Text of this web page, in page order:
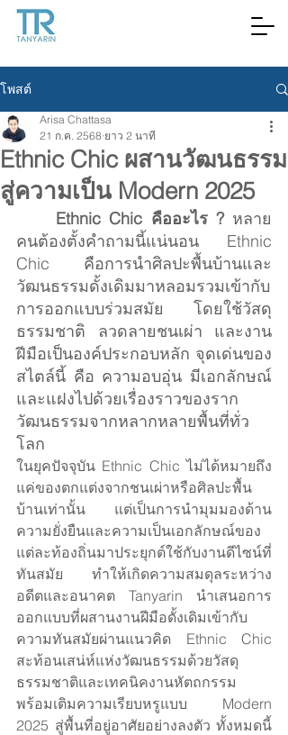
โพสต์
Ethnic Chic ผสานวัฒนธรรม
สู่ความเป็น Modern 2025
Arisa Chattasa
21 ก.ค. 2568 ยาว 2 นาที
	Ethnic Chic คืออะไร ?
หลาย
คนต้องตั้งคำถามนี้แน่นอน Ethnic
Chic คือการนำศิลปะพื้นบ้านและ
วัฒนธรรมดั้งเดิมมาหลอมรวมเข้ากับ
การออกแบบร่วมสมัย โดยใช้วัสดุ
ธรรมชาติ ลวดลายชนเผ่า และงาน
ฝีมือเป็นองค์ประกอบหลัก จุดเด่นของ
สไตล์นี้ คือ ความอบอุ่น มีเอกลักษณ์
และแฝงไปด้วยเรื่องราวของราก
วัฒนธรรมจากหลากหลายพื้นที่ทั่ว
โลก
ในยุคปัจจุบัน Ethnic Chic ไม่ได้หมายถึง
แค่ของตกแต่งจากชนเผ่าหรือศิลปะพื้น
บ้านเท่านั้น แต่เป็นการนำมุมมองด้าน
ความยั่งยืนและความเป็นเอกลักษณ์ของ
แต่ละท้องถิ่นมาประยุกต์ใช้กับงานดีไซน์ที่
ทันสมัย ทำให้เกิดความสมดุลระหว่าง
อดีตและอนาคต Tanyarin นำเสนอการ
ออกแบบที่ผสานงานฝีมือดั้งเดิมเข้ากับ
ความทันสมัยผ่านแนวคิด Ethnic Chic
สะท้อนเสน่ห์แห่งวัฒนธรรมด้วยวัสดุ
ธรรมชาติและเทคนิคงานหัตถกรรม
พร้อมเติมความเรียบหรูแบบ Modern
2025 สู่พื้นที่อยู่อาศัยอย่างลงตัว ทั้งหมดนี้